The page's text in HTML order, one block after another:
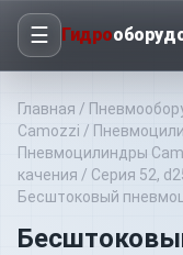
☰ Гидро
Главная /
Camozzi /
Пневмоцилиндры
качения / Серия 52,
Бесштоковый